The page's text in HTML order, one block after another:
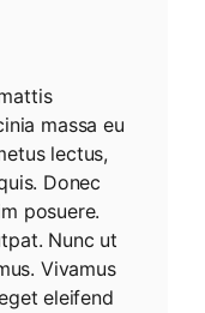
massa eu
lectus,
Donec
posuere.
Nunc ut
Vivamus
eleifend